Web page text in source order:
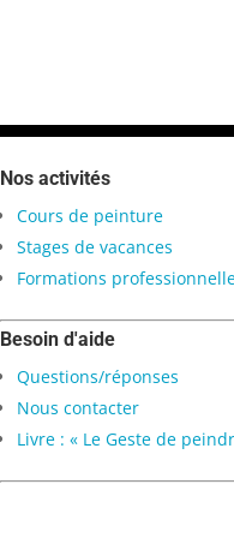
Nos activités
Cours de peinture
Stages de vacances
Formations
Besoin d'aide
Questions/réponses
Nous contacter
Livre : « Le Geste de